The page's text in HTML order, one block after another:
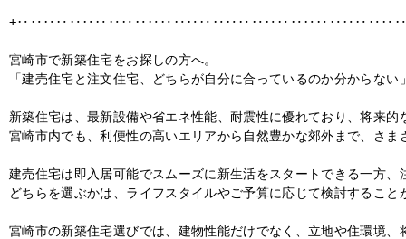
宮崎市で新築住宅をお探しの方へ。
「建売住宅と注文住宅、どちらが自分に合っているのか分からな
新築住宅は、最新設備や省エネ性能、耐震性に優れており、将来
宮崎市内でも、利便性の高いエリアから自然豊かな郊外まで、さ
建売住宅は即入居可能でスムーズに新生活をスタートできる一方
どちらを選ぶかは、ライフスタイルやご予算に応じて検討すること
宮崎市の新築住宅選びでは、建物性能だけでなく、立地や住環境